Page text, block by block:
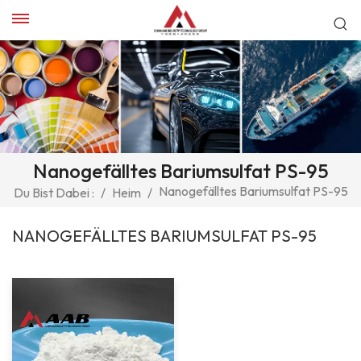
Nanogefälltes Bariumsulfat PS-95
Du Bist Dabei : / Heim / Nanogefälltes Bariumsulfat PS-95
NANOGEFÄLLTES BARIUMSULFAT PS-95